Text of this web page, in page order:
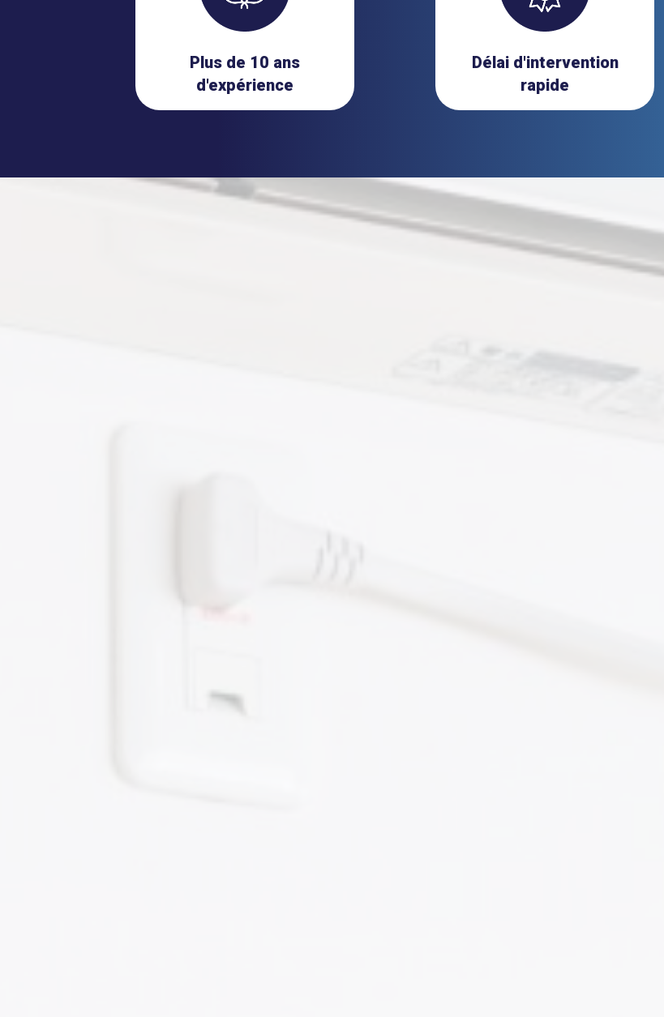
Plus de 10 ans
d'expérience
Délai d'intervention
rapide